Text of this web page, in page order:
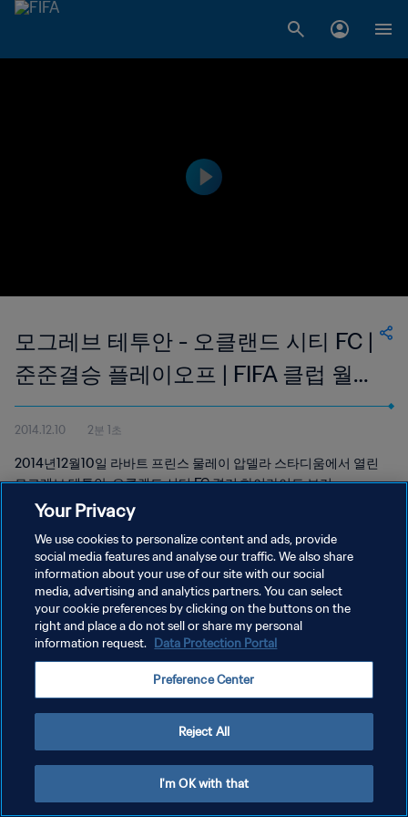
모그레브 테투안 - 오클랜드 시티 FC |
준준결승 플레이오프 | FIFA 클럽 월드
컵 모로코 2014 | 하이라이트
2014.12.10 2분 1초
2014년12월10일 라바트 프린스 물레이 압델라 스타디움에서 열린
모그레브 테투안-오클랜드 시티 FC 경기 하이라이트 보기
개인정보 보호정책
서비스 약관
Your Privacy
We use cookies to personalize content and ads, provide
social media features and analyse our traffic. We also share
information about your use of our site with our social
media, advertising and analytics partners. You can select
your cookie preferences by clicking on the buttons on the
right and place a do not sell or share my personal
information request. Data Protection Portal
Preference Center
Reject All
I'm OK with that